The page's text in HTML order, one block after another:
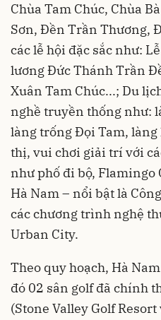
Chùa Tam Chúc, Chùa
Sơn, Đền Trần Thương,
các lễ hội đặc sắc như:
lương Đức Thánh Trần
Xuân Tam Chúc...; Du
nghề truyền thống như:
làng trống Đọi Tam, làng
thị, vui chơi giải trí với
như phố đi bộ, Flamingo
Hà Nam – nổi bật là
các chương trình nghệ
Urban City.
Theo quy hoạch, Hà
đó 02 sân golf đã chính
(Stone Valley Golf